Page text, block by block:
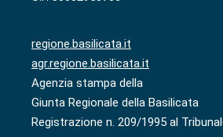
regione.basilicata.it
agr.regione.basilicata.it
Agenzia stampa della
Giunta Regionale della Basilicata
Registrazione n. 209/1995 al